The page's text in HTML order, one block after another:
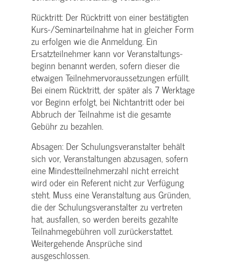
Rücktritt: Der Rücktritt von einer bestätigten
Kurs-/­Seminarteilnahme hat in gleicher Form
zu erfolgen wie die Anmeldung. Ein
Ersatzteilnehmer kann vor Veranstaltungs­
beginn benannt werden, sofern dieser die
etwaigen Teilnehmer­voraussetzungen erfüllt.
Bei einem Rücktritt, der später als 7 Werktage
vor Beginn erfolgt, bei Nichtantritt oder bei
Abbruch der Teilnahme ist die gesamte
Gebühr zu bezahlen.
Absagen: Der Schulungs­veranstalter behält
sich vor, Veranstaltungen abzusagen, sofern
eine Mindest­teilnehmerzahl nicht erreicht
wird oder ein Referent nicht zur Verfügung
steht. Muss eine Veranstaltung aus Gründen,
die der Schulungs­veranstalter zu vertreten
hat, ausfallen, so werden bereits gezahlte
Teilnahme­gebühren voll zurückerstattet.
Weitergehende Ansprüche sind
ausgeschlossen.